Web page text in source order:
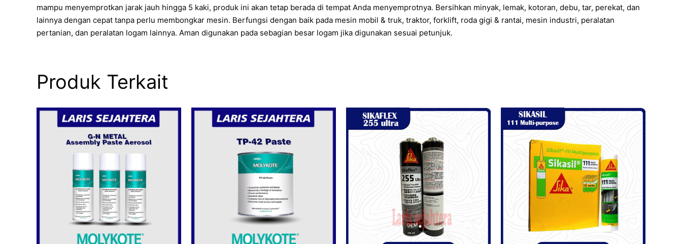
mampu menyemprotkan jarak jauh hingga 5 kaki, produk ini akan tetap berada di tempat Anda menyemprotnya. Bersihkan minyak, lemak, kotoran, debu, tar, perekat, dan
lainnya dengan cepat tanpa perlu membongkar mesin. Berfungsi dengan baik pada mesin mobil & truk, traktor, forklift, roda gigi & rantai, mesin industri, peralatan
pertanian, dan peralatan logam lainnya. Aman digunakan pada sebagian besar logam jika digunakan sesuai petunjuk.
Produk Terkait